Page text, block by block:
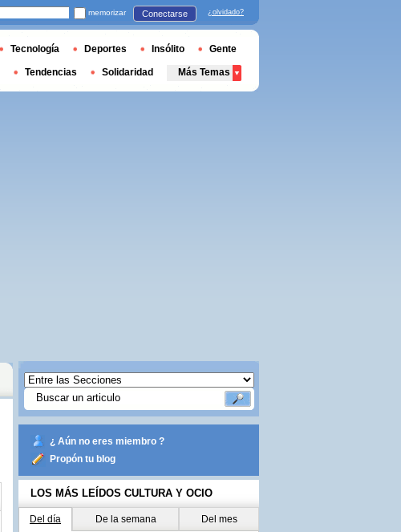
¿ Aún no eres miembro ?
Propón tu blog
LOS MÁS LEÍDOS CULTURA Y OCIO
Del día De la semana Del mes
memorizar Conectarse ¿olvidado?
Tecnología Deportes Insólito Gente
Tendencias Solidaridad Más Temas